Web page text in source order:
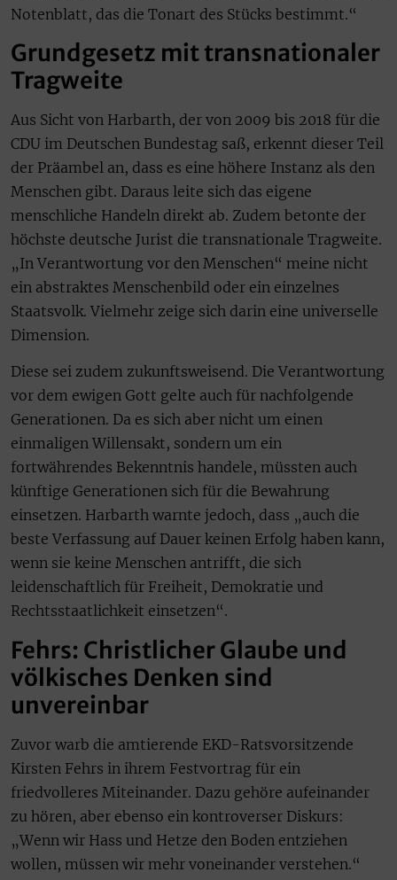
Notenblatt, das die Tonart des Stücks bestimmt.“
Grundgesetz mit transnationaler
Tragweite
Aus Sicht von Harbarth, der von 2009 bis 2018 für die
CDU im Deutschen Bundestag saß, erkennt dieser Teil
der Präambel an, dass es eine höhere Instanz als den
Menschen gibt. Daraus leite sich das eigene
menschliche Handeln direkt ab. Zudem betonte der
höchste deutsche Jurist die transnationale Tragweite.
„In Verantwortung vor den Menschen“ meine nicht
ein abstraktes Menschenbild oder ein einzelnes
Staatsvolk. Vielmehr zeige sich darin eine universelle
Dimension.
Diese sei zudem zukunftsweisend. Die Verantwortung
vor dem ewigen Gott gelte auch für nachfolgende
Generationen. Da es sich aber nicht um einen
einmaligen Willensakt, sondern um ein
fortwährendes Bekenntnis handele, müssten auch
künftige Generationen sich für die Bewahrung
einsetzen. Harbarth warnte jedoch, dass „auch die
beste Verfassung auf Dauer keinen Erfolg haben kann,
wenn sie keine Menschen antrifft, die sich
leidenschaftlich für Freiheit, Demokratie und
Rechtsstaatlichkeit einsetzen“.
Fehrs: Christlicher Glaube und
völkisches Denken sind
unvereinbar
Zuvor warb die amtierende EKD-Ratsvorsitzende
Kirsten Fehrs in ihrem Festvortrag für ein
friedvolleres Miteinander. Dazu gehöre aufeinander
zu hören, aber ebenso ein kontroverser Diskurs:
„Wenn wir Hass und Hetze den Boden entziehen
wollen, müssen wir mehr voneinander verstehen.“